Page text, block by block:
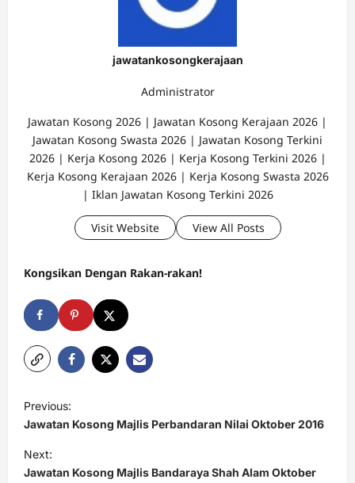
jawatankosongkerajaan
Administrator
Jawatan Kosong 2026 | Jawatan Kosong Kerajaan 2026 |
Jawatan Kosong Swasta 2026 | Jawatan Kosong Terkini
2026 | Kerja Kosong 2026 | Kerja Kosong Terkini 2026 |
Kerja Kosong Kerajaan 2026 | Kerja Kosong Swasta 2026
| Iklan Jawatan Kosong Terkini 2026
Visit Website View All Posts
Kongsikan Dengan Rakan-rakan!
P
o
s
t
Previous:
Jawatan Kosong Majlis Perbandaran Nilai Oktober 2016
Next:
Jawatan Kosong Majlis Bandaraya Shah Alam Oktober